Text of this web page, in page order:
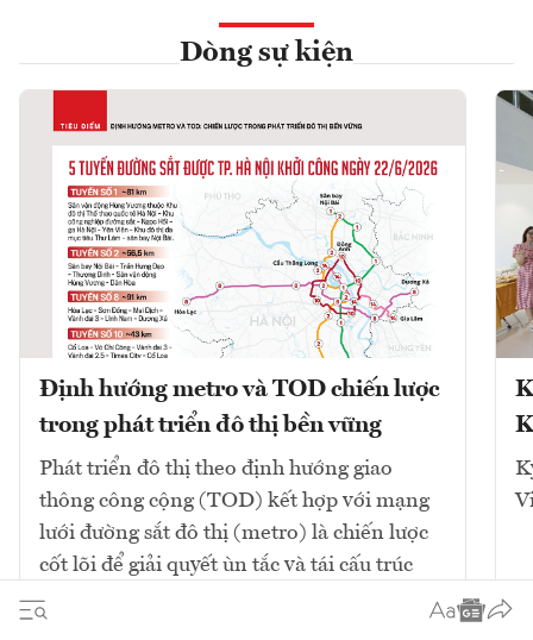
Dòng sự kiện
Định hướng metro và TOD chiến lược
trong phát triển đô thị bền vững
Phát triển đô thị theo định hướng giao
thông công cộng (TOD) kết hợp với mạng
lưới đường sắt đô thị (metro) là chiến lược
cốt lõi để giải quyết ùn tắc và tái cấu trúc
không gian. Mô hình này tập...